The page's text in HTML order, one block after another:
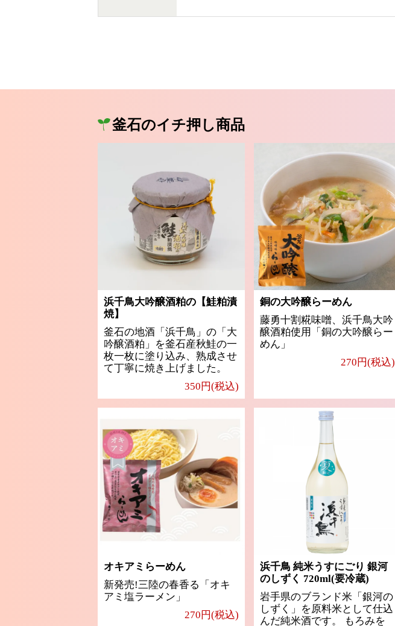
釜石のイチ押し商品
浜千鳥大吟醸酒粕の【鮭粕漬
焼】
釜石の地酒「浜千鳥」の「大
吟醸酒粕」を釜石産秋鮭の一
枚一枚に塗り込み、熟成させ
て丁寧に焼き上げました。
350円(税込)
銅の大吟醸らーめん
藤勇十割糀味噌、浜千鳥大吟
醸酒粕使用「銅の大吟醸らー
めん」
270円(税込)
オキアミらーめん
新発売!三陸の春香る「オキ
アミ塩ラーメン」
270円(税込)
浜千鳥 純米うすにごり 銀河
のしずく 720ml(要冷蔵)
岩手県のブランド米「銀河の
しずく」を原料米として仕込
んだ純米酒です。 もろみを